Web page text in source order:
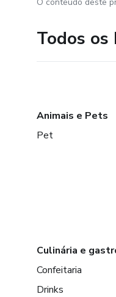
Todos
Animais e Pets
Pet
Culinária e
Confeitaria
Drinks